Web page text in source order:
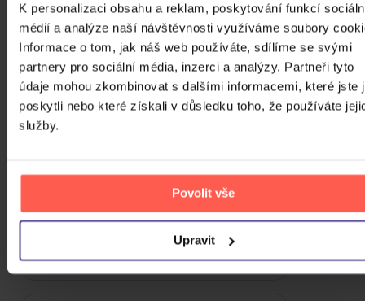
K personalizaci obsahu a reklam, poskytování funkcí
médií a analýze naší návštěvnosti využíváme soubory
Informace o tom, jak náš web používáte, sdílíme se svými
partnery pro sociální média, inzerci a analýzy. Partneři tyto
údaje mohou zkombinovat s dalšími informacemi, které jste
poskytli nebo které získali v důsledku toho, že používáte
služby.
Povolit vše
Upravit
Skladem 289 Kč
DO KOŠÍKU